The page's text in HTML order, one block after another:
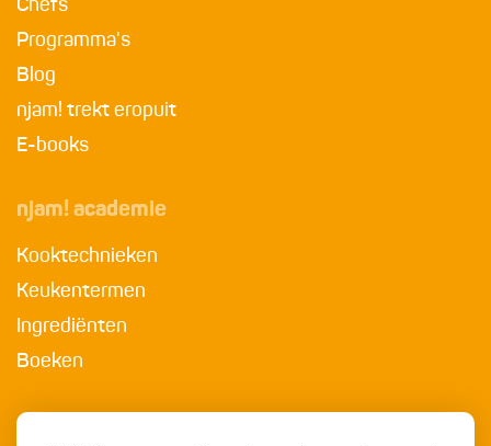
Chefs
Programma's
Blog
njam! trekt eropuit
E-books
njam! academie
Kooktechnieken
Keukentermen
Ingrediënten
Boeken